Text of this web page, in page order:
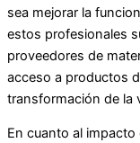
sea mejorar la
estos profesionales
proveedores de
acceso a productos
transformación de la
En cuanto al